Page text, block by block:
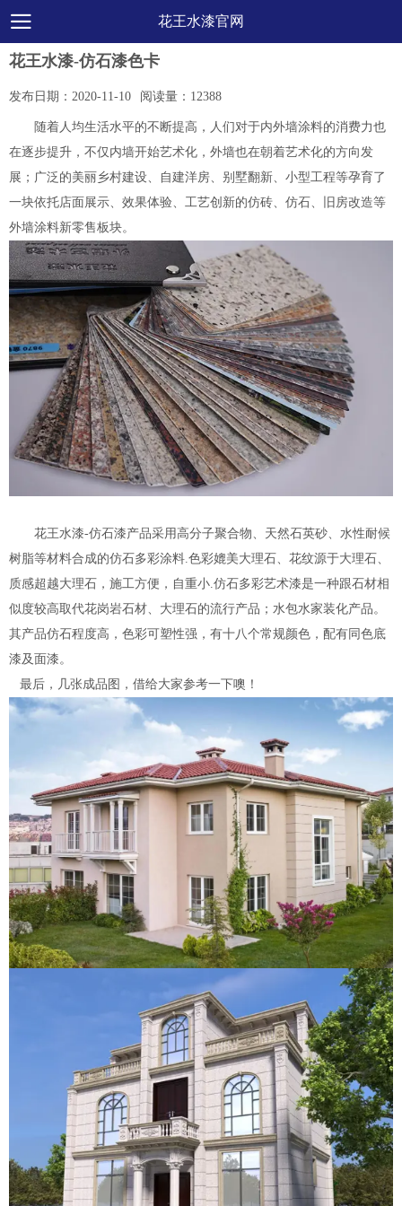
花王水漆官网
花王水漆-仿石漆色卡
发布日期： 2020-11-10 阅读量： 12388
随着人均生活水平的不断提高，人们对于内外墙涂料的消费力也
在逐步提升，不仅内墙开始艺术化，外墙也在朝着艺术化的方向发
展；广泛的美丽乡村建设、自建洋房、别墅翻新、小型工程等孕育了
一块依托店面展示、效果体验、工艺创新的仿砖、仿石、旧房改造等
外墙涂料新零售板块。
花王水漆-仿石漆产品采用高分子聚合物、天然石英砂、水性耐候
树脂等材料合成的仿石多彩涂料 色彩媲美大理石、花纹源于大理石、
质感超越大理石，施工方便，自重小 仿石多彩艺术漆是一种跟石材相
似度较高取代花岗岩石材、大理石的流行产品；水包水家装化产品。
其产品仿石程度高，色彩可塑性强，有十八个常规颜色，配有同色底
漆及面漆。
最后，几张成品图，借给大家参考一下噢！